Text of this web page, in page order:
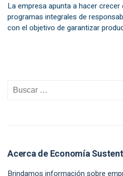
La empresa apunta a hacer
programas integrales de
con el objetivo de garantizar
Acerca de Economía
Brindamos información sobre